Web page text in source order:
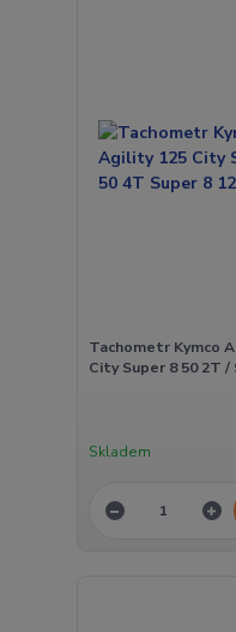
Tachometr Kymco
City Super 8 50 2T /
Skladem